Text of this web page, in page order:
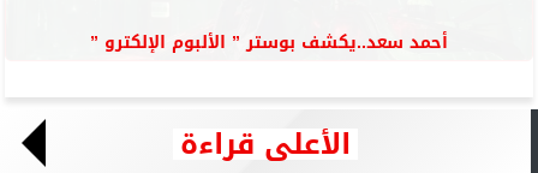
أحمد سعد..يكشف بوستر ” الألبوم الإلكترو ”
الأعلى قراءة